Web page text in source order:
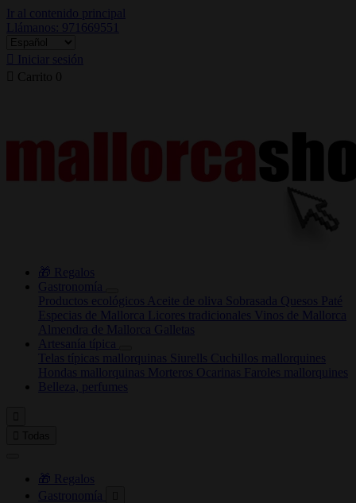
Ir al contenido principal
Llámanos: 971669551
Iniciar sesión
Carrito 0
🎁 Regalos
Gastronomía
Productos ecológicos Aceite de oliva Sobrasada Quesos Paté
Especias de Mallorca Licores tradicionales Vinos de Mallorca
Almendra de Mallorca Galletas
Artesanía típica
Telas típicas mallorquinas Siurells Cuchillos mallorquines
Hondas mallorquinas Morteros Ocarinas Faroles mallorquines
Belleza, perfumes
🎁 Regalos
Gastronomía